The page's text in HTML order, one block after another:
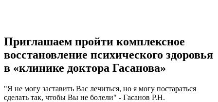
Приглашаем пройти комплексное
восстановление психического здоровья
в «клинике доктора Гасанова»
"Я не могу заставить Вас лечиться, но я могу постараться
сделать так, чтобы Вы не болели" - Гасанов Р.Н.